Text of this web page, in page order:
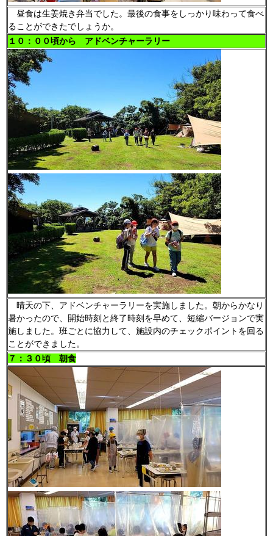
昼食は生姜焼き弁当でした。最後の食事をしっかり味わって食べ
ることができたでしょうか。
１０：００頃から アドベンチャーラリー
晴天の下、アドベンチャーラリーを実施しました。朝からかなり
暑かったので、開始時刻と終了時刻を早めて、短縮バージョンで実
施しました。班ごとに協力して、施設内のチェックポイントを回る
ことができました。
７：３０頃 朝食